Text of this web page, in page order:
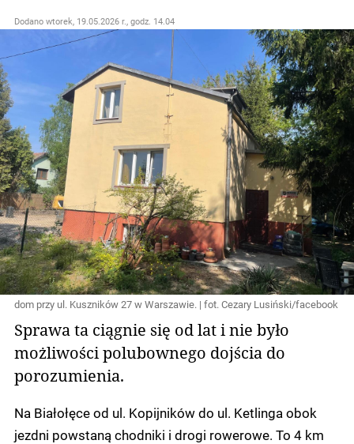
Dodano wtorek, 19.05.2026 r., godz. 14.04
dom przy ul. Kuszników 27 w Warszawie. | fot. Cezary Lusiński/facebook
Sprawa ta ciągnie się od lat i nie było
możliwości polubownego dojścia do
porozumienia.
Na Białołęce od ul. Kopijników do ul. Ketlinga obok
jezdni powstaną chodniki i drogi rowerowe. To 4 km